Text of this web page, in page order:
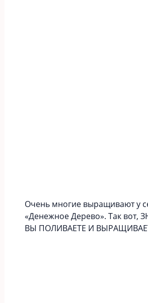
Очень многие выращивают у
«Денежное Дерево». Так вот,
ВЫ ПОЛИВАЕТЕ И